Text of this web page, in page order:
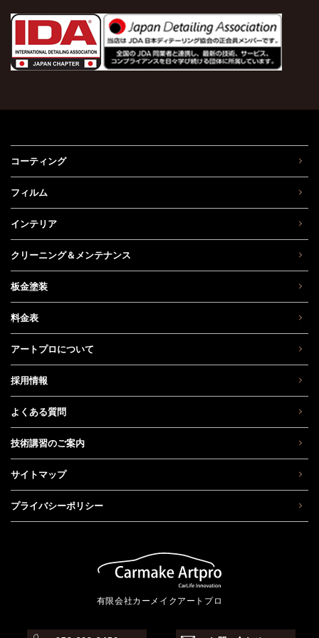
コーティング
フィルム
インテリア
クリーニング＆メンテナンス
板金塗装
料金表
アートプロについて
採用情報
よくある質問
技術講習のご案内
サイトマップ
プライバシーポリシー
有限会社カーメイクアートプロ